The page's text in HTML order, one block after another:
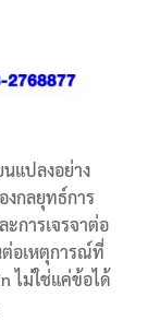
แปลงอย่าง
งกลยุทธ์การ
การเจรจาต่อ
ต่อเหตุการณ์ที่
ไม่ใช่แค่ข้อได้